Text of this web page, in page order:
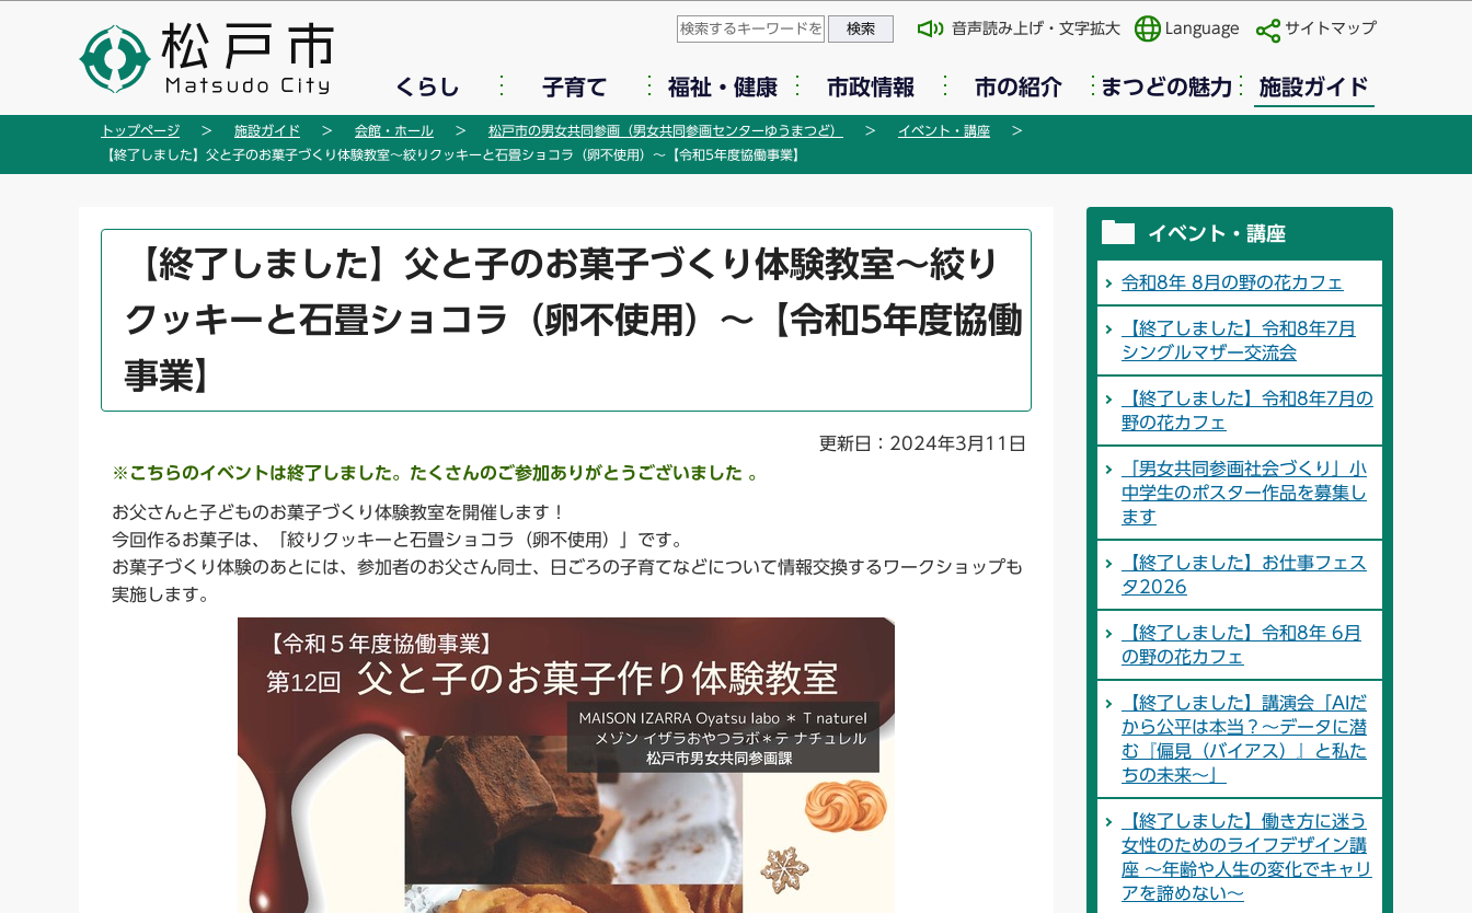
先
このページの本文へ移動
音声読み上げ・文字拡大 Language サイトマップ
くらし 子育て 福祉・健康 市政情報 市の紹介 まつどの魅力 施設ガイド
トップページ 施設ガイド 会館・ホール 松戸市の男女共同参画（男女共同参画センターゆうまつど）
イベント・講座
【終了しました】父と子のお菓子づくり体験教室～絞りクッキーと石畳ショコラ（卵不使用）～【令和5年度協働事業】
【終了しました】父と子のお菓子づくり体験教室～絞り
クッキーと石畳ショコラ（卵不使用）～【令和5年度協働
事業】
更新日：2024年3月11日
※こちらのイベントは終了しました。たくさんのご参加ありがとうございました 。
お父さんと子どものお菓子づくり体験教室を開催します！
今回作るお菓子は、「絞りクッキーと石畳ショコラ（卵不使用）」です。
お菓子づくり体験のあとには、参加者のお父さん同士、日ごろの子育てなどについて情報交換するワークショップも
実施します。
イベント・講座
令和8年 8月の野の花カフェ
【終了しました】令和8年7月
シングルマザー交流会
【終了しました】令和8年7月の
野の花カフェ
「男女共同参画社会づくり」小
中学生のポスター作品を募集し
ます
【終了しました】お仕事フェス
タ2026
【終了しました】令和8年 6月
の野の花カフェ
【終了しました】講演会「AIだ
から公平は本当？～データに潜
む『偏見（バイアス）』と私た
ちの未来～」
【終了しました】働き方に迷う
女性のためのライフデザイン講
座 ～年齢や人生の変化でキャリ
アを諦めない～